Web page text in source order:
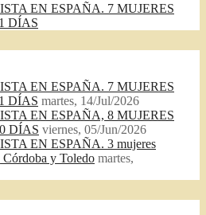
EN ESPAÑA. 7 MUJERES
DÍAS
EN ESPAÑA. 7 MUJERES
DÍAS martes, 14/Jul/2026
EN ESPAÑA, 8 MUJERES
DÍAS viernes, 05/Jun/2026
EN ESPAÑA. 3 mujeres
Córdoba y Toledo martes,